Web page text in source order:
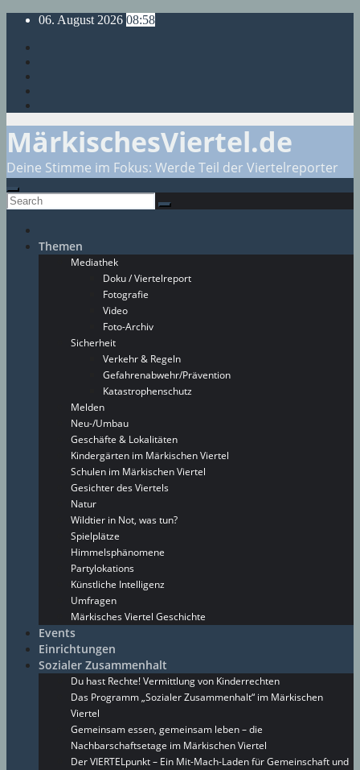
Skip
content
06. August 2026 08:58
MärkischesViertel.de
Deine Stimme im Fokus: Werde Teil der Viertelreporter
Themen
Mediathek
Doku / Viertelreport
Fotografie
Video
Foto-Archiv
Sicherheit
Verkehr & Regeln
Gefahrenabwehr/Prävention
Katastrophenschutz
Melden
Neu-/Umbau
Geschäfte & Lokalitäten
Kindergärten im Märkischen Viertel
Schulen im Märkischen Viertel
Gesichter des Viertels
Natur
Wildtier in Not, was tun?
Spielplätze
Himmelsphänomene
Partylokations
Künstliche Intelligenz
Umfragen
Märkisches Viertel Geschichte
Events
Einrichtungen
Sozialer Zusammenhalt
Du hast Rechte! Vermittlung von Kinderrechten
Das Programm „Sozialer Zusammenhalt“ im Märkischen
Viertel
Gemeinsam essen, gemeinsam leben – die
Nachbarschaftsetage im Märkischen Viertel
Der VIERTELpunkt – Ein Mit-Mach-Laden für Gemeinschaft und